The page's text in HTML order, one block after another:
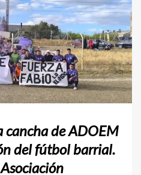
cancha de ADOEM
del fútbol barrial.